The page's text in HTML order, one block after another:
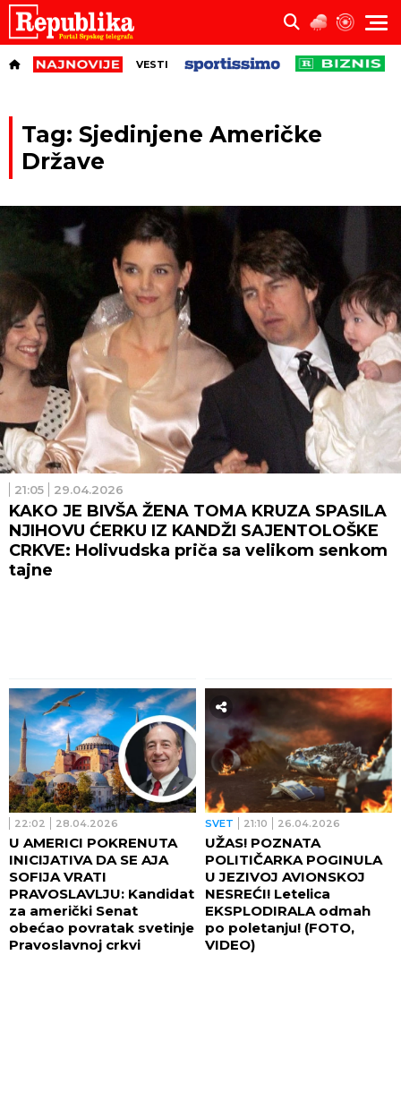
VESTI
Tag: Sjedinjene Američke
Države
21:05 29.04.2026
KAKO JE BIVŠA ŽENA TOMA KRUZA SPASILA
NJIHOVU ĆERKU IZ KANDŽI SAJENTOLOŠKE
CRKVE: Holivudska priča sa velikom senkom
tajne
22:02 28.04.2026
U AMERICI POKRENUTA
INICIJATIVA DA SE AJA
SOFIJA VRATI
PRAVOSLAVLJU: Kandidat
za američki Senat
obećao povratak svetinje
Pravoslavnoj crkvi
SVET 21:10 26.04.2026
UŽAS! POZNATA
POLITIČARKA POGINULA
U JEZIVOJ AVIONSKOJ
NESREĆI! Letelica
EKSPLODIRALA odmah
po poletanju! (FOTO,
VIDEO)